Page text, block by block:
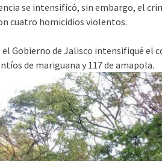
se intensificó, sin embargo, el
cuatro homicidios violentos.
el Gobierno de Jalisco intensifiqué el
de mariguana y 117 de amapola.